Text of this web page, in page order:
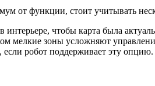
от функции, стоит учитывать
чтобы карта была
мелкие зоны усложняют
робот поддерживает эту опцию.